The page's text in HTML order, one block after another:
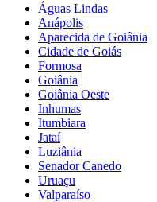
Águas Lindas
Anápolis
Aparecida de Goiânia
Cidade de Goiás
Formosa
Goiânia
Goiânia Oeste
Inhumas
Itumbiara
Jataí
Luziânia
Senador Canedo
Uruaçu
Valparaíso